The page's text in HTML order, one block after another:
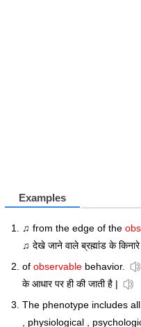
Examples
♫ from the edge of the
♫ देखे जाने वाले ब्रह्मांड के
of observable behavior.
के आधार पर ही की जाती है |
The phenotype includes all
, physiological ,